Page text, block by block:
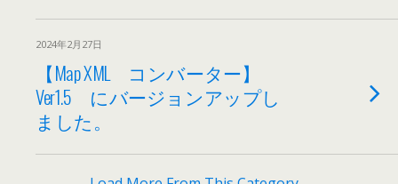
2024年2月27日
【Map XML コンバーター】
Ver1.5 にバージョンアップし
ました。